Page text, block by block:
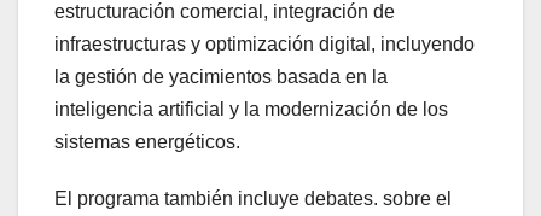
estructuración comercial, integración de
infraestructuras y optimización digital, incluyendo
la gestión de yacimientos basada en la
inteligencia artificial y la modernización de los
sistemas energéticos.
El programa también incluye debates. sobre el